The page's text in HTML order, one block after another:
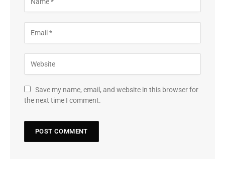
Save my name, email, and website in this browser for
the next time I comment.